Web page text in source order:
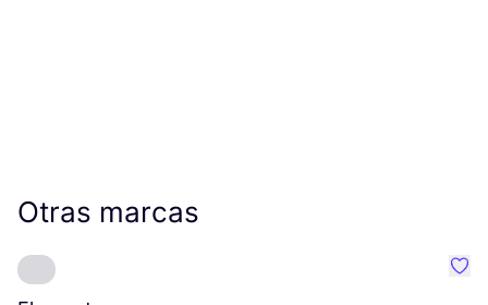
Otras marcas